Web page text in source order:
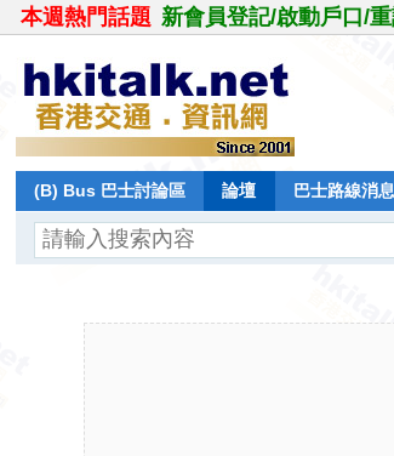
本週熱門話題 新會員登記/啟動戶口/
(B) Bus 巴士討論區 論壇 巴士路線消息